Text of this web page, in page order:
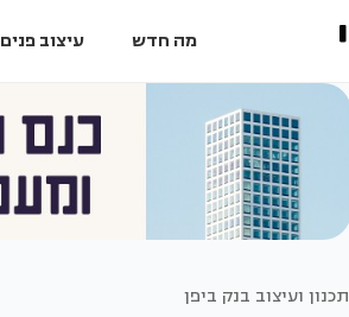
מה חדש עיצוב פנים
תכנון ועיצוב בנק ביפן